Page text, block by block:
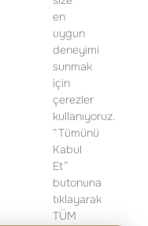
GEÇIN
en
uygun
deneyimi
sunmak
için
çerezler
kullanıyoruz.
“Tümünü
Kabul
Et”
butonuna
tıklayarak
TÜM